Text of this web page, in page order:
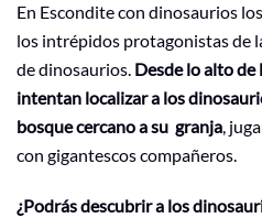
En Escondite con dinosaurios
los intrépidos protagonistas de
de dinosaurios. Desde lo alto de
intentan localizar a los
bosque cercano a su granja,
con gigantescos compañeros.
¿Podrás descubrir a los